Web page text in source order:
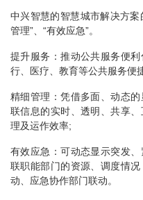
中兴智慧的智慧城市解决方案
管理”、“有效应急”。
提升服务：推动公共服务便
行、医疗、教育等公共服务便
精细管理：凭借多面、动态
联信息的实时、透明、共享
理及运作效率;
有效应急：可动态显示突发
联职能部门的资源、调度情
动、应急协作部门联动。